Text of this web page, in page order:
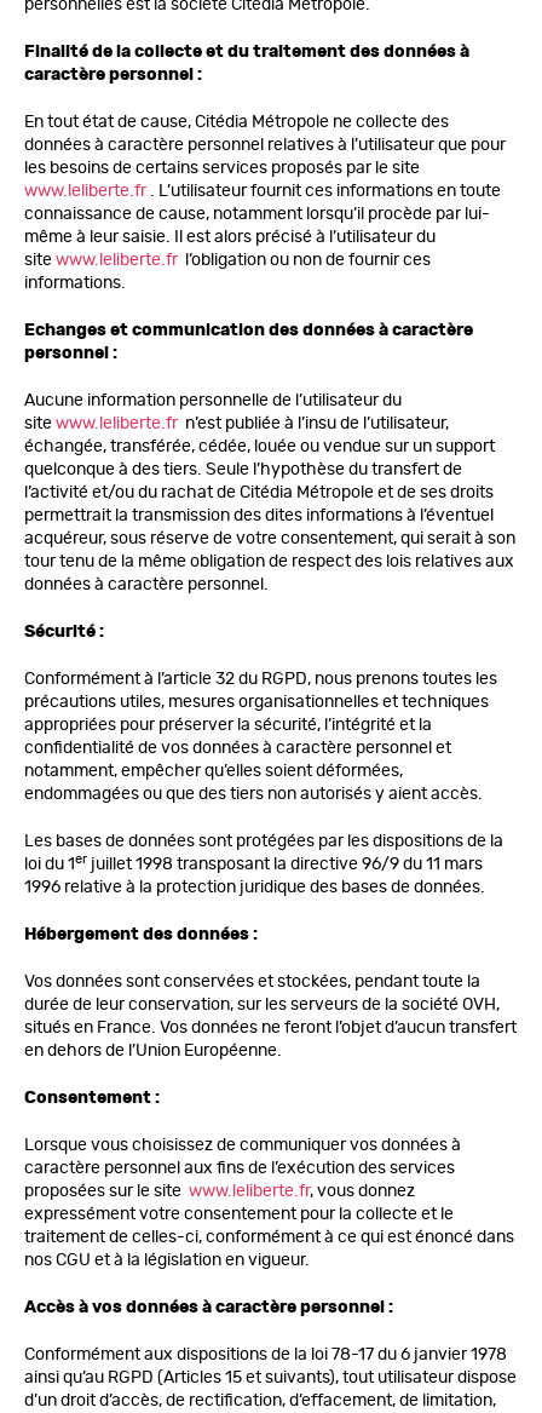
personnelles est la société Citédia Métropole.
Finalité de la collecte et du traitement des données à
caractère personnel :
En tout état de cause, Citédia Métropole ne collecte des
données à caractère personnel relatives à l’utilisateur que pour
les besoins de certains services proposés par le site
www.leliberte.fr . L’utilisateur fournit ces informations en toute
connaissance de cause, notamment lorsqu’il procède par lui-
même à leur saisie. Il est alors précisé à l’utilisateur du
site www.leliberte.fr l’obligation ou non de fournir ces
informations.
Echanges et communication des données à caractère
personnel :
Aucune information personnelle de l’utilisateur du
site www.leliberte.fr n’est publiée à l’insu de l’utilisateur,
échangée, transférée, cédée, louée ou vendue sur un support
quelconque à des tiers. Seule l’hypothèse du transfert de
l’activité et/ou du rachat de Citédia Métropole et de ses droits
permettrait la transmission des dites informations à l’éventuel
acquéreur, sous réserve de votre consentement, qui serait à son
tour tenu de la même obligation de respect des lois relatives aux
données à caractère personnel.
Sécurité :
Conformément à l’article 32 du RGPD, nous prenons toutes les
précautions utiles, mesures organisationnelles et techniques
appropriées pour préserver la sécurité, l’intégrité et la
confidentialité de vos données à caractère personnel et
notamment, empêcher qu’elles soient déformées,
endommagées ou que des tiers non autorisés y aient accès.
Les bases de données sont protégées par les dispositions de la
loi du 1 er juillet 1998 transposant la directive 96/9 du 11 mars
1996 relative à la protection juridique des bases de données.
Hébergement des données :
Vos données sont conservées et stockées, pendant toute la
durée de leur conservation, sur les serveurs de la société OVH,
situés en France. Vos données ne feront l’objet d’aucun transfert
en dehors de l’Union Européenne.
Consentement :
Lorsque vous choisissez de communiquer vos données à
caractère personnel aux fins de l’exécution des services
proposées sur le site www.leliberte.fr, vous donnez
expressément votre consentement pour la collecte et le
traitement de celles-ci, conformément à ce qui est énoncé dans
nos CGU et à la législation en vigueur.
Accès à vos données à caractère personnel :
Conformément aux dispositions de la loi 78-17 du 6 janvier 1978
ainsi qu’au RGPD (Articles 15 et suivants), tout utilisateur dispose
d’un droit d’accès, de rectification, d’effacement, de limitation,